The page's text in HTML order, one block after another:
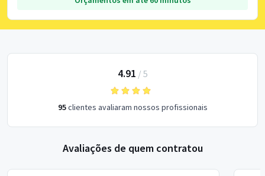
4.91 / 5
95clientes avaliaram nossos profissionais
Avaliações de quem contratou